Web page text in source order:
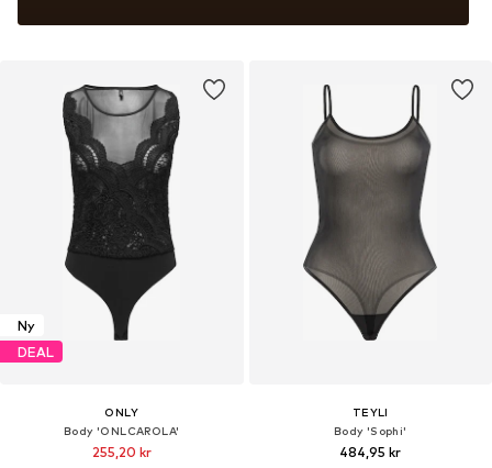
Ny
DEAL
ONLY
Body 'ONLCAROLA'
255,20 kr
TEYLI
Body 'Sophi'
484,95 kr